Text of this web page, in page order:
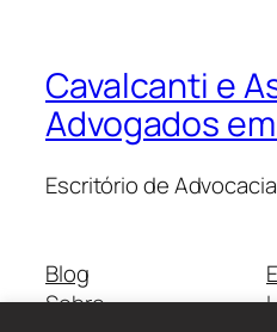
Cavalcanti e
Advogados
Escritório de Advocacia
Blog
Sobre